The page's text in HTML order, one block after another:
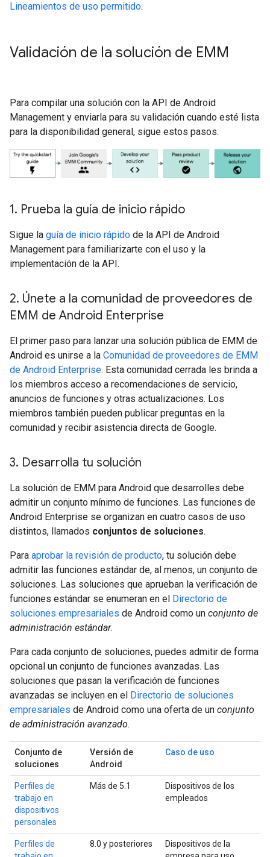
Lineamientos de uso permitido.
Validación de la solución de EMM
Para compilar una solución con la API de Android
Management y enviarla para su validación cuando esté lista
para la disponibilidad general, sigue estos pasos.
1. Prueba la guía de inicio rápido
Sigue la guía de inicio rápido de la API de Android
Management para familiarizarte con el uso y la
implementación de la API.
2. Únete a la comunidad de proveedores de
EMM de Android Enterprise
El primer paso para lanzar una solución pública de EMM de
Android es unirse a la Comunidad de proveedores de EMM
de Android Enterprise. Esta comunidad cerrada les brinda a
los miembros acceso a recomendaciones de servicio,
anuncios de funciones y otras actualizaciones. Los
miembros también pueden publicar preguntas en la
comunidad y recibir asistencia directa de Google.
3. Desarrolla tu solución
La solución de EMM para Android que desarrolles debe
admitir un conjunto mínimo de funciones. Las funciones de
Android Enterprise se organizan en cuatro casos de uso
distintos, llamados conjuntos de soluciones.
Para aprobar la revisión de producto, tu solución debe
admitir las funciones estándar de, al menos, un conjunto de
soluciones. Las soluciones que aprueban la verificación de
funciones estándar se enumeran en el Directorio de
soluciones empresariales de Android como un conjunto de
administración estándar.
Para cada conjunto de soluciones, puedes admitir de forma
opcional un conjunto de funciones avanzadas. Las
soluciones que pasan la verificación de funciones
avanzadas se incluyen en el Directorio de soluciones
empresariales de Android como una oferta de un conjunto
de administración avanzado.
Conjunto de
soluciones
Versión de
Android
Caso de uso
Perfiles de
trabajo en
dispositivos
personales
Más de 5.1
Dispositivos de los
empleados
Perfiles de
8.0 y posteriores
Dispositivos de la